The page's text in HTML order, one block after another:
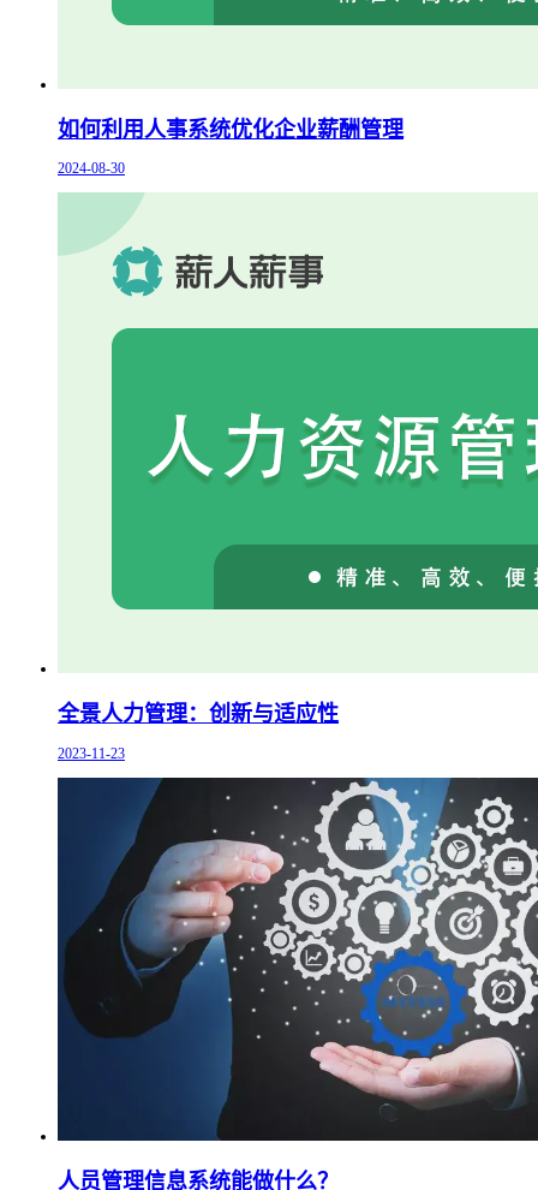
如何利用人事系统优化企业薪酬管理
2024-08-30
全景人力管理：创新与适应性
2023-11-23
人员管理信息系统能做什么？